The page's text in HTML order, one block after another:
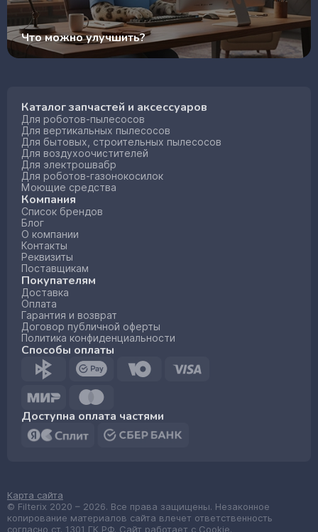
Что можно улучшить?
Каталог запчастей и аксессуаров
Для роботов-пылесосов
Для вертикальных пылесосов
Для бытовых, строительных пылесосов
Для воздухоочистителей
Для электрошвабр
Для роботов-газонокосилок
Моющие средства
Компания
Список брендов
Блог
О компании
Контакты
Реквизиты
Поставщикам
Покупателям
Доставка
Оплата
Гарантия и возврат
Договор публичной оферты
Политика конфиденциальности
Способы оплаты
Доступна оплата частями
© Filterix 2020 – 2026. Все права защищены. Незаконное
копирование материалов сайта влечет ответственность
Карта сайта